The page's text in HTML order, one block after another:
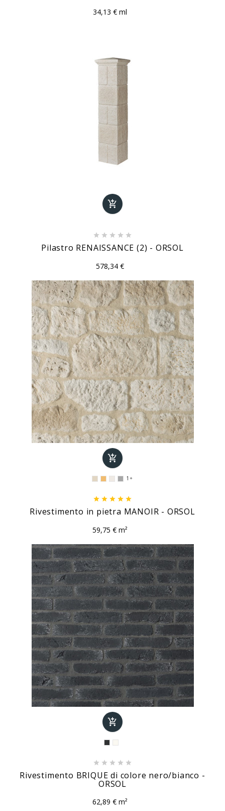
34,13 € ml

    
Pilastro RENAISSANCE (2) - ORSOL
578,34 €

1 
    
Rivestimento in pietra MANOIR - ORSOL
59,75 € m²

    
Rivestimento BRIQUE di colore nero/bianco -
ORSOL
62,89 € m²